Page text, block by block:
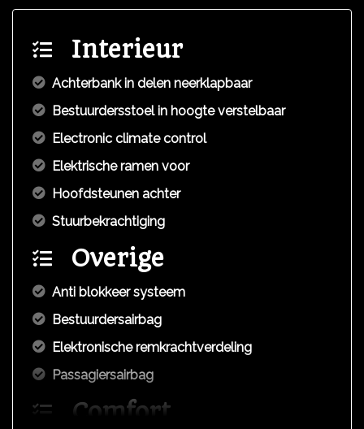
Interieur
Achterbank in delen neerklapbaar
Bestuurdersstoel in hoogte verstelbaar
Electronic climate control
Elektrische ramen voor
Hoofdsteunen achter
Stuurbekrachtiging
Overige
Anti blokkeer systeem
Bestuurdersairbag
Elektronische remkrachtverdeling
Passagiersairbag
Comfort